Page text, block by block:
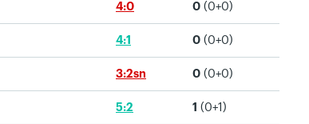
4:0 0 (0+0)
4:1 0 (0+0)
3:2sn 0 (0+0)
5:2 1 (0+1)